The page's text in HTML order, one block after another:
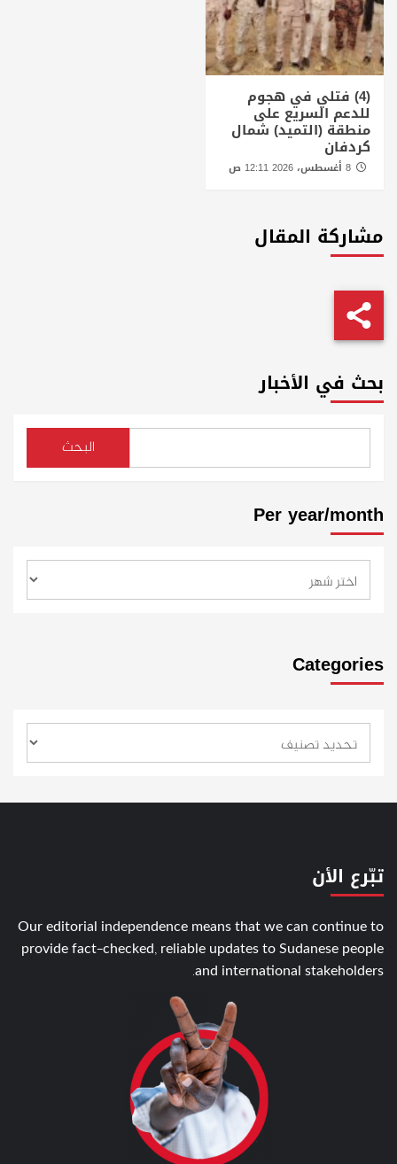
(4) فتلي في هجوم
للدعم السريع على
منطقة (التميد) شمال
كردفان
مشاركة المقال
بحث في الأخبار
البحث
Per year/month
Categories
تبّرع الأن
Our editorial independence means that we can continue to
provide fact-checked, reliable updates to Sudanese people
and international stakeholders.